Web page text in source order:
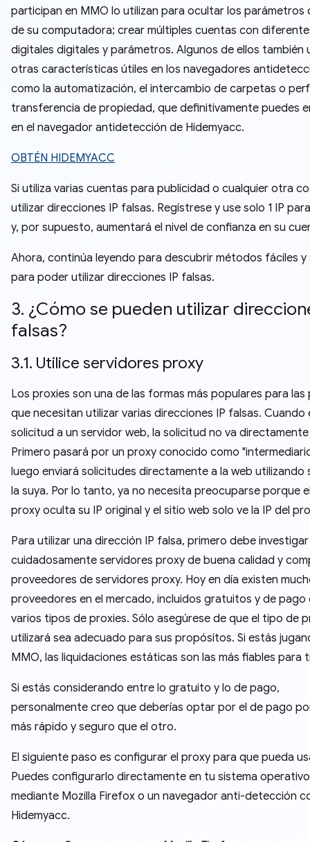
participan en MMO lo utilizan para ocultar los parámetros
de su computadora; crear múltiples cuentas con
digitales digitales y parámetros. Algunos de ellos también
otras características útiles en los navegadores
como la automatización, el intercambio de carpetas o
transferencia de propiedad, que definitivamente puedes
en el navegador antidetección de Hidemyacc.
OBTÉN HIDEMYACC
Si utiliza varias cuentas para publicidad o cualquier otra
utilizar direcciones IP falsas. Regístrese y use solo 1 IP
y, por supuesto, aumentará el nivel de confianza en su
Ahora, continúa leyendo para descubrir métodos fáciles y
para poder utilizar direcciones IP falsas.
3. ¿Cómo se pueden utilizar
falsas?
3.1. Utilice servidores proxy
Los proxies son una de las formas más populares para las
que necesitan utilizar varias direcciones IP falsas. Cuando
solicitud a un servidor web, la solicitud no va directamente
Primero pasará por un proxy conocido como
luego enviará solicitudes directamente a la web utilizando
la suya. Por lo tanto, ya no necesita preocuparse porque
proxy oculta su IP original y el sitio web solo ve la IP del
Para utilizar una dirección IP falsa, primero debe investigar
cuidadosamente servidores proxy de buena calidad y
proveedores de servidores proxy. Hoy en día existen
proveedores en el mercado, incluidos gratuitos y de pago
varios tipos de proxies. Sólo asegúrese de que el tipo de
utilizará sea adecuado para sus propósitos. Si estás
MMO, las liquidaciones estáticas son las más fiables para
Si estás considerando entre lo gratuito y lo de pago,
personalmente creo que deberías optar por el de pago
más rápido y seguro que el otro.
El siguiente paso es configurar el proxy para que pueda
Puedes configurarlo directamente en tu sistema
mediante Mozilla Firefox o un navegador anti-detección
Hidemyacc.